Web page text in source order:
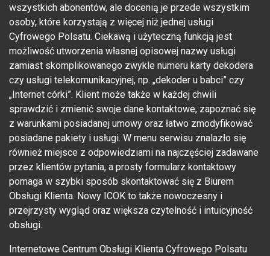
wszystkich abonentów, ale docenią je przede wszystkim
osoby, które korzystają z więcej niż jednej usługi
Cyfrowego Polsatu. Ciekawą i użyteczną funkcją jest
możliwość utworzenia własnej opisowej nazwy usługi
zamiast skomplikowanego zwykle numeru karty dekodera
czy usługi telekomunikacyjnej, np. „dekoder u babci” czy
„Internet córki”. Klient może także w każdej chwili
sprawdzić i zmienić swoje dane kontaktowe, zapoznać się
z warunkami posiadanej umowy oraz łatwo zmodyfikować
posiadane pakiety i usługi. W menu serwisu znalazło się
również miejsce z odpowiedziami na najczęściej zadawane
przez klientów pytania, a prosty formularz kontaktowy
pomaga w szybki sposób skontaktować się z Biurem
Obsługi Klienta. Nowy ICOK to także nowoczesny i
przejrzysty wygląd oraz większa czytelność i intuicyjność
obsługi.
Internetowe Centrum Obsługi Klienta Cyfrowego Polsatu